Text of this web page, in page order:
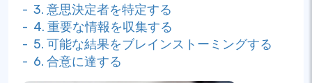
- 3. 意思決定者を特定する
- 4. 重要な情報を収集する
- 5. 可能な結果をブレインストーミングする
- 6. 合意に達する